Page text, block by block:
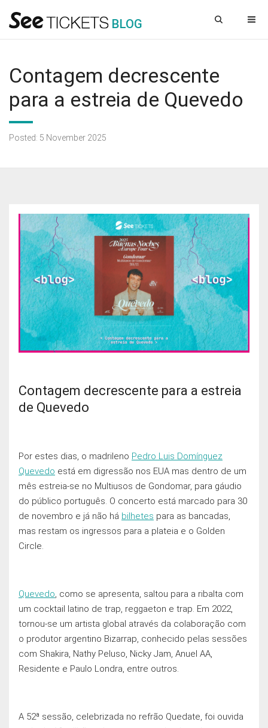
BLOG
Contagem decrescente
para a estreia de Quevedo
Posted: 5 November 2025
Contagem decrescente para a estreia
de Quevedo
Por estes dias, o madrileno Pedro Luis Domínguez
Quevedo está em digressão nos EUA mas dentro de um
mês estreia-se no Multiusos de Gondomar, para gáudio
do público português. O concerto está marcado para 30
de novembro e já não há bilhetes para as bancadas,
mas restam os ingressos para a plateia e o Golden
Circle.
Quevedo , como se apresenta, saltou para a ribalta com
um cocktail latino de trap, reggaeton e trap. Em 2022,
tornou-se um artista global através da colaboração com
o produtor argentino Bizarrap, conhecido pelas sessões
com Shakira, Nathy Peluso, Nicky Jam, Anuel AA,
Residente e Paulo Londra, entre outros.
A 52ª sessão, celebrizada no refrão Quedate, foi ouvida